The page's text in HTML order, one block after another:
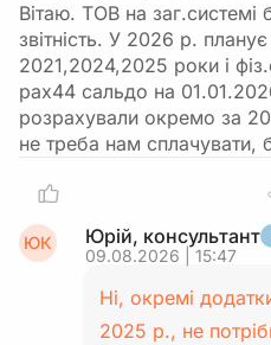
Вітаю. ТОВ на заг.системі
звітність. У 2026 р.
2021,2024,2025 роки і
рах44 сальдо на
розрахували окремо за
не треба нам сплачувати,
ЮК Юрій, консультант
09.08.2026 | 15:47
Ні, окремі
2025 р., не